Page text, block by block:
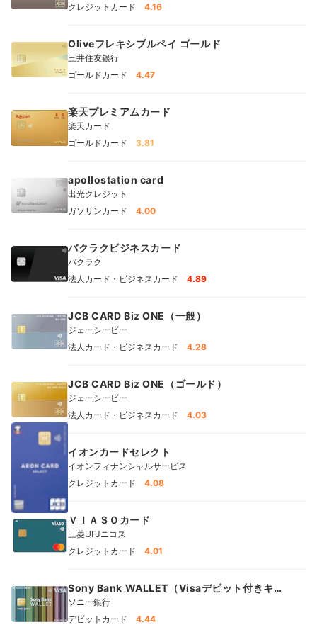
クレジットカード 4.16
Oliveフレキシブルペイ ゴールド
三井住友銀行
ゴールドカード
4.47
楽天プレミアムカード
楽天カード
ゴールドカード
3.81
apollostation card
出光クレジット
ガソリンカード
4.00
バクラクビジネスカード
バクラク
法人カード・ビジネスカード
4.89
JCB CARD Biz ONE（一般）
ジェーシービー
法人カード・ビジネスカード
4.28
JCB CARD Biz ONE（ゴールド）
ジェーシービー
法人カード・ビジネスカード
4.03
イオンカードセレクト
イオンフィナンシャルサービス
クレジットカード
4.08
ＶＩＡＳＯカード
三菱UFJニコス
クレジットカード
4.01
Sony Bank WALLET（Visaデビット付きキャ
ッシュカード）
ソニー銀行
デビットカード
4.44